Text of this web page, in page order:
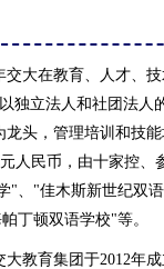
在教育、人才、技
独立法人和社团法
头，管理培训和技
人民币，由十家控
"、"佳木斯新世纪双
丁顿双语学校"等。
教育集团于2012年